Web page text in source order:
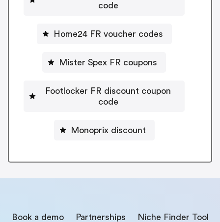
code
Home24 FR voucher codes
Mister Spex FR coupons
Footlocker FR discount coupon
code
Monoprix discount
Book a demo Partnerships Niche Finder Tool